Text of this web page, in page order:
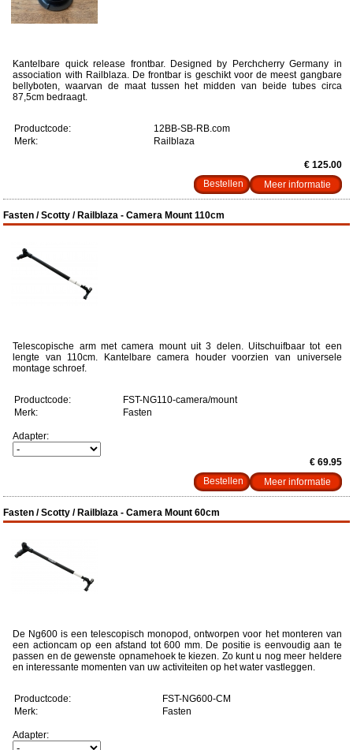
Kantelbare quick release frontbar. Designed by Perchcherry Germany in
association with Railblaza. De frontbar is geschikt voor de meest gangbare
bellyboten, waarvan de maat tussen het midden van beide tubes circa
87,5cm bedraagt.
Productcode:
12BB-SB-RB.com
Merk:
Railblaza
€ 125.00
Meer informatie
Fasten / Scotty / Railblaza - Camera Mount 110cm
Telescopische arm met camera mount uit 3 delen. Uitschuifbaar tot een
lengte van 110cm. Kantelbare camera houder voorzien van universele
montage schroef.
Productcode:
FST-NG110-camera/mount
Merk:
Fasten
Adapter:
€ 69.95
Meer informatie
Fasten / Scotty / Railblaza - Camera Mount 60cm
De Ng600 is een telescopisch monopod, ontworpen voor het monteren van
een actioncam op een afstand tot 600 mm. De positie is eenvoudig aan te
passen en de gewenste opnamehoek te kiezen. Zo kunt u nog meer heldere
en interessante momenten van uw activiteiten op het water vastleggen.
Productcode:
FST-NG600-CM
Merk:
Fasten
Adapter: